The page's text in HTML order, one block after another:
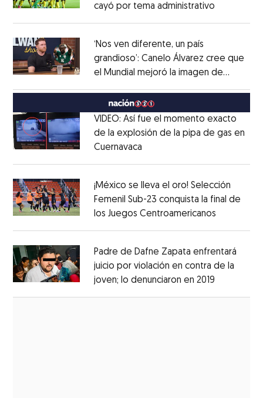
cayó por tema administrativo
‘Nos ven diferente, un país
grandioso’: Canelo Álvarez cree que
el Mundial mejoró la imagen de
VIDEO: Así fue el momento exacto
de la explosión de la pipa de gas en
Cuernavaca
¡México se lleva el oro! Selección
Femenil Sub-23 conquista la final de
los Juegos Centroamericanos
Padre de Dafne Zapata enfrentará
juicio por violación en contra de la
joven; lo denunciaron en 2019